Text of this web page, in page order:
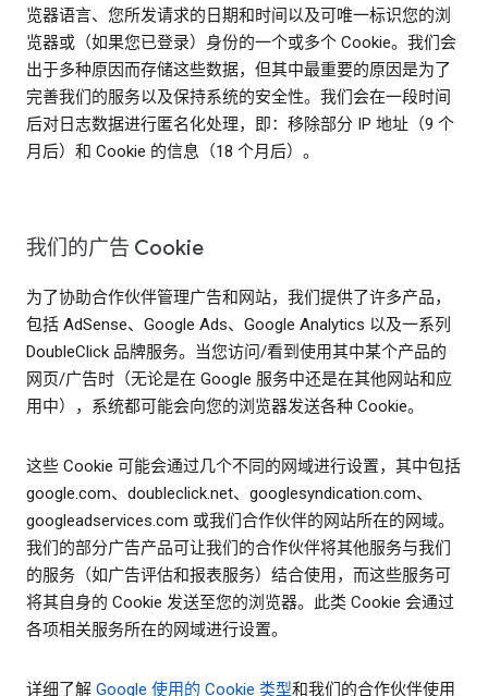
览器语言、您所发请求的日期和时间以及可唯一标识您的浏
览器或（如果您已登录）身份的一个或多个 Cookie。我们会
出于多种原因而存储这些数据，但其中最重要的原因是为了
完善我们的服务以及保持系统的安全性。我们会在一段时间
后对日志数据进行匿名化处理，即：移除部分 IP 地址（9 个
月后）和 Cookie 的信息（18 个月后）。
我们的广告 Cookie
为了协助合作伙伴管理广告和网站，我们提供了许多产品，
包括 AdSense、Google Ads、Google Analytics 以及一系列
DoubleClick 品牌服务。当您访问/看到使用其中某个产品的
网页/广告时（无论是在 Google 服务中还是在其他网站和应
用中），系统都可能会向您的浏览器发送各种 Cookie。
这些 Cookie 可能会通过几个不同的网域进行设置，其中包括
google.com、doubleclick.net、googlesyndication.com、
googleadservices.com 或我们合作伙伴的网站所在的网域。
我们的部分广告产品可让我们的合作伙伴将其他服务与我们
的服务（如广告评估和报表服务）结合使用，而这些服务可
将其自身的 Cookie 发送至您的浏览器。此类 Cookie 会通过
各项相关服务所在的网域进行设置。
详细了解 Google 使用的 Cookie 类型和我们的合作伙伴使用